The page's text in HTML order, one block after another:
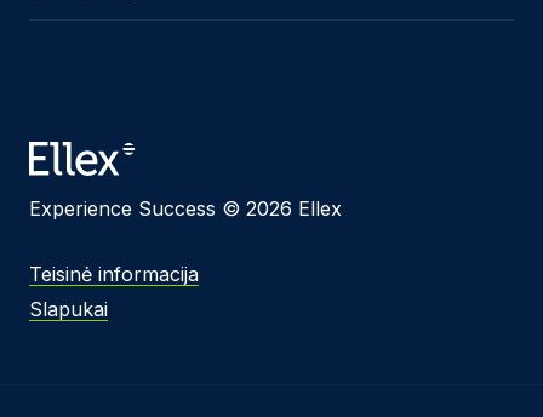
Experience Success © 2026 Ellex
Teisinė informacija
Slapukai